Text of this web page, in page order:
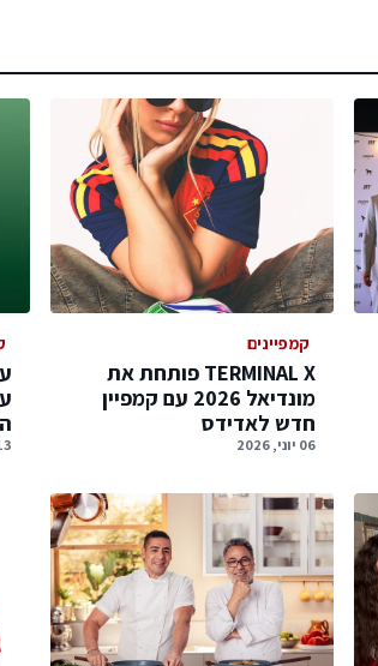
קמפיינים
TERMINAL X פותחת את
מונדיאל 2026 עם קמפיין
חדש לאדידס
06 יוני, 2026 13 מאי,